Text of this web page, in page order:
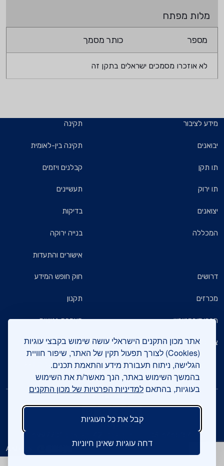
אתר מכון התקנים הישראלי עושה שימוש בקבצי עוגיות
(Cookies) לצורך תפעול תקין של האתר, שיפור חוויית
הגלישה, ניתוח תעבורת מידע והתאמת תכנים.
בהמשך השימוש באתר, הנך מאשר/ת את השימוש
בעוגיות, בהתאם למדיניות הפרטיות של מכון התקנים
קבל את כל העוגיות
דחה עוגיות שאינן חיוניות
מלות מפתח
מספר כותר מסמך
לא אוזכרו מסמכים ישראלים בתקן זה
מידע לציבור
יבואנים
תו תקן
תו ירוק
יצואנים
המכללה
תקינה
תקינה בין-לאומית
קבלנים ויזמים
תעשיינים
בדיקות
בנייה ירוקה
אישורים והתעדות
דרושים
מכרזים
חברי דירקטוריון
צרו קשר
חוק חופש המידע
תקנון
הצהרת נגישות
מדיניות הגנת הפרטיות
שאלות ותשובות כלליות
עיקבו אחרינו
צרו קשר